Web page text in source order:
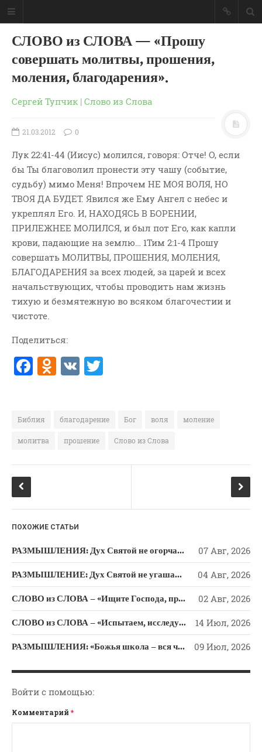
ГЛАВНАЯ
МОИ КНИГИ
СЛОВО-АУДИО
СЛОВО-ВИДЕО
ВОПРОСЫ ПАСТОРУ
КОНТАКТ
Аудио
Беседы По Бытие
Заметки
Книги
Мини-Проповеди
Новости
Поэзия
Притчи
Проповедь-Видео
Размышления
Семинар "Второе
Пришествие ИХ"
Слово Из Слова
Служение
СЛОВО из СЛОВА — «Прошу
совершать молитвы, прошения,
моления, благодарения».
Сергей Тупчик | Слово из Слова
21.03.2012 0
Лук 22:41-44 (Иисус) молился, говоря: Отче! О, если
бы Ты благоволил пронести эту чашу (событие,
судьбу) мимо Меня! Впрочем НЕ МОЯ ВОЛЯ, НО
ТВОЯ ДА БУДЕТ. Явился же Ему Ангел с небес и
укреплял Его. И, НАХОДЯСЬ В БОРЕНИИ,
ПРИЛЕЖНЕЕ МОЛИЛСЯ, и был пот Его, как капли
крови, падающие на землю… 1Тим 2:1-4 Прошу
совершать МОЛИТВЫ, ПРОШЕНИЯ, МОЛЕНИЯ,
БЛАГОДАРЕНИЯ за всех людей, за царей и всех
начальствующих, чтобы проводить нам жизнь
тихую и безмятежную во всяком благочестии и
чистоте.
Поделиться:
F
a
e
b
o
O
d
o
kl
a
ki
V
K
te
Библия благодарение Бог воля моление
молитва прошение Слово из Слова
ПОХОЖИЕ СТАТЬИ
РАЗМЫШЛЕНИЯ: Дух Святой не огорчайте и не оскорбляйте! 07 Авг, 2026
РАЗМЫШЛЕНИЕ: Дух Святой не угашайте! 04 Авг, 2026
СЛОВО из СЛОВА – «Ищите Господа, призывайте Его» (Исаии 55) 02 Авг, 2026
СЛОВО из СЛОВА – «Испытаем, исследуем пути свои и обратимся к Господу» 14 Июл, 2026
РАЗМЫШЛЕНИЯ: «Божья школа – вся человеческая жизнь» 09 Июл, 2026
Войти с помощью:
Комментарий *